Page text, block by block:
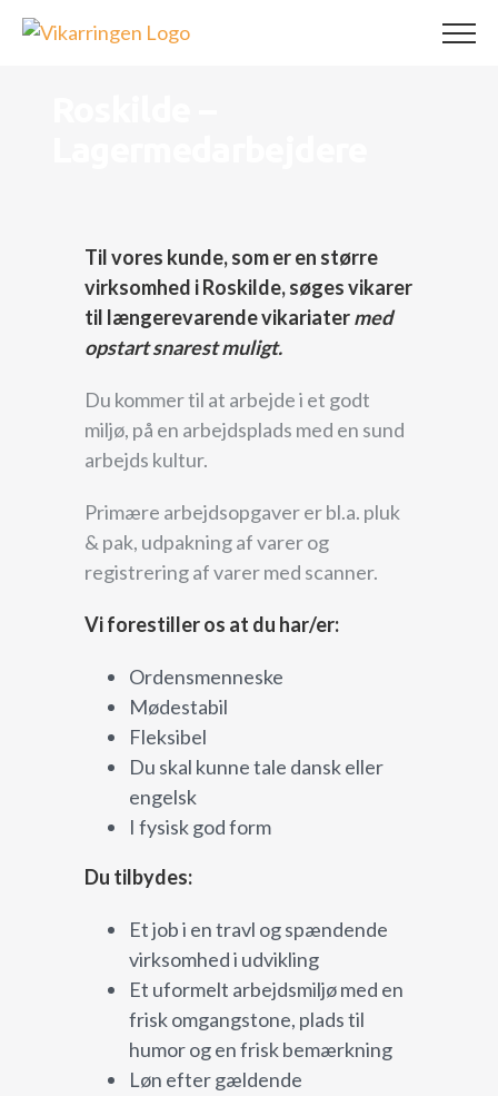
Skip
Til vores kunde, som er en større
virksomhed i Roskilde, søges vikarer
til længerevarende vikariatermed
opstart snarest muligt.
Du kommer til at arbejde i et godt
miljø, på en arbejdsplads med en sund
arbejds kultur.
Primære arbejdsopgaver er bl.a. pluk
& pak, udpakning af varer og
registrering af varer med scanner.
Vi forestiller os at du har/er:
Ordensmenneske
Mødestabil
Fleksibel
Du skal kunne tale dansk eller
engelsk
I fysisk god form
Du tilbydes:
Et job i en travl og spændende
virksomhed i udvikling
Et uformelt arbejdsmiljø med en
frisk omgangstone, plads til
humor og en frisk bemærkning
Løn efter gældende